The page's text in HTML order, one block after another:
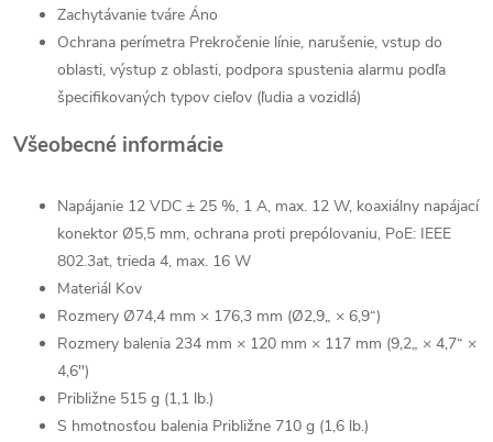
Zachytávanie tváre Áno
Ochrana perímetra Prekročenie línie, narušenie, vstup do
oblasti, výstup z oblasti, podpora spustenia alarmu podľa
špecifikovaných typov cieľov (ľudia a vozidlá)
Všeobecné informácie
Napájanie 12 VDC ± 25 %, 1 A, max. 12 W, koaxiálny napájací
konektor Ø5,5 mm, ochrana proti prepólovaniu, PoE: IEEE
802.3at, trieda 4, max. 16 W
Materiál Kov
Rozmery Ø74,4 mm × 176,3 mm (Ø2,9„ × 6,9“)
Rozmery balenia 234 mm × 120 mm × 117 mm (9,2„ × 4,7“ ×
4,6")
Približne 515 g (1,1 lb.)
S hmotnosťou balenia Približne 710 g (1,6 lb.)